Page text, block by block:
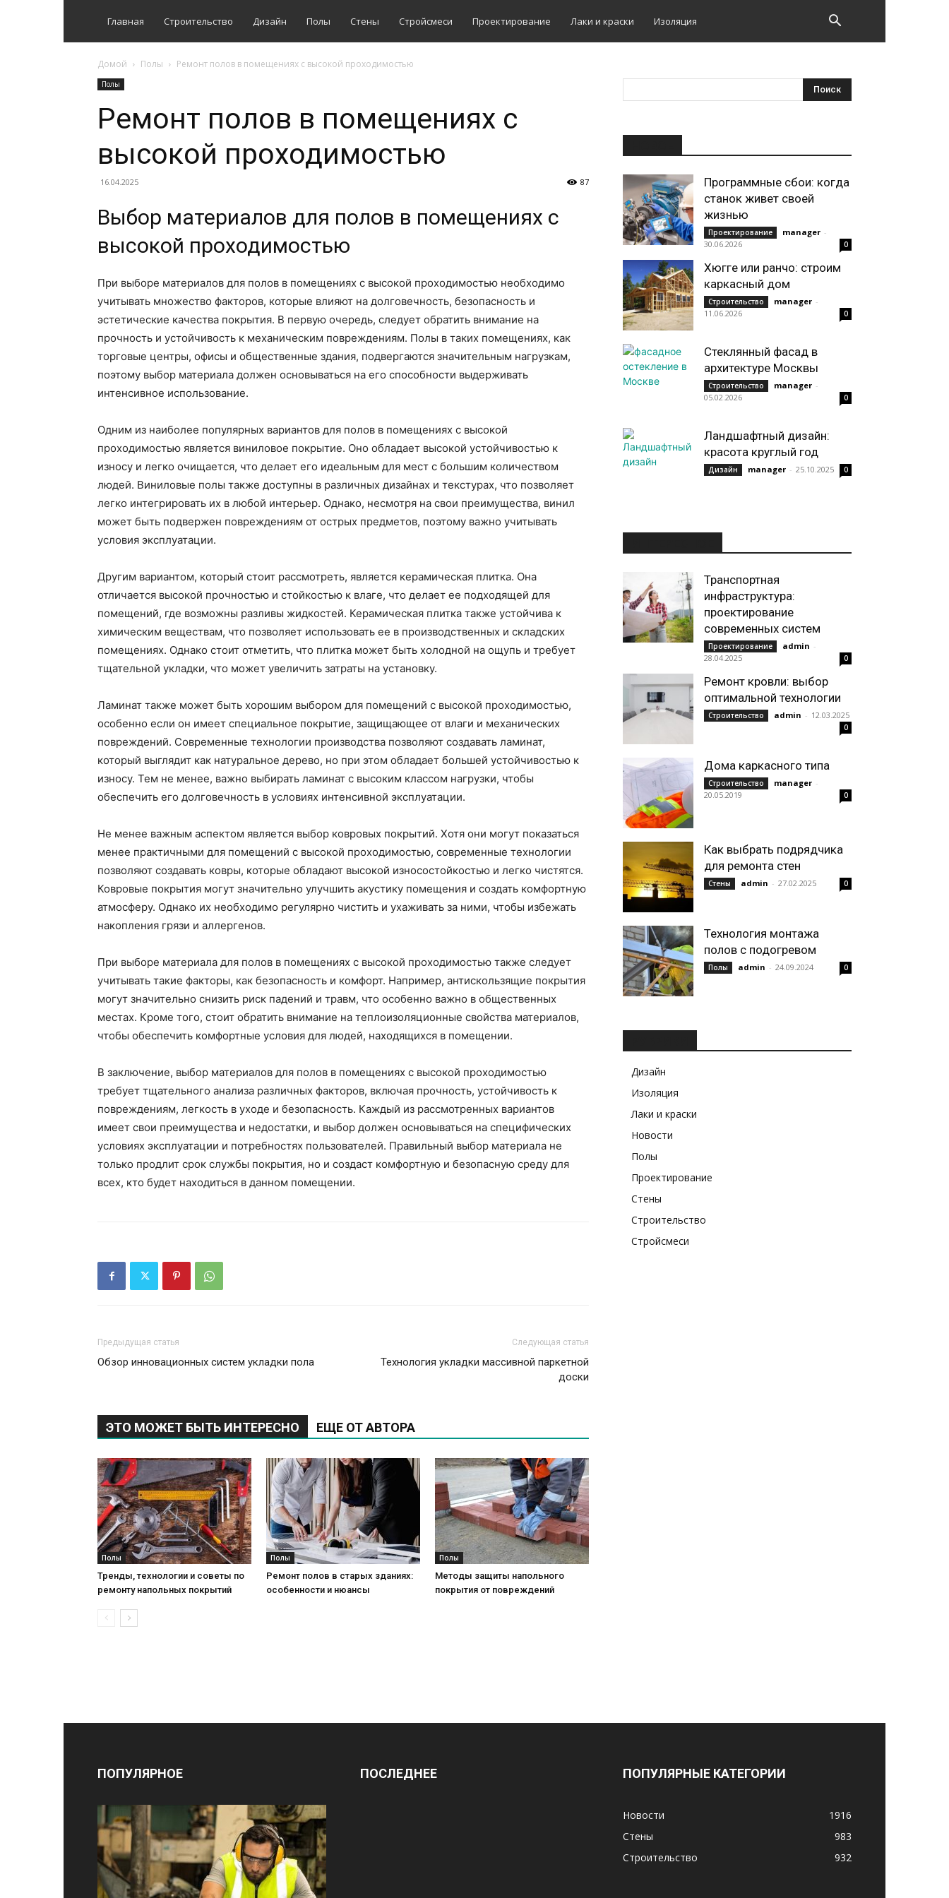
Главная Строительство Дизайн Полы Стены Стройсмеси Проектирование Лаки и краски Изоляция
Домой Полы Ремонт полов в помещениях с высокой проходимостью
Полы
Ремонт полов в помещениях с
высокой проходимостью
16.04.2025 87
Выбор материалов для полов в помещениях с
высокой проходимостью
При выборе материалов для полов в помещениях с высокой проходимостью необходимо
учитывать множество факторов, которые влияют на долговечность, безопасность и
эстетические качества покрытия. В первую очередь, следует обратить внимание на
прочность и устойчивость к механическим повреждениям. Полы в таких помещениях, как
торговые центры, офисы и общественные здания, подвергаются значительным нагрузкам,
поэтому выбор материала должен основываться на его способности выдерживать
интенсивное использование.
Одним из наиболее популярных вариантов для полов в помещениях с высокой
проходимостью является виниловое покрытие. Оно обладает высокой устойчивостью к
износу и легко очищается, что делает его идеальным для мест с большим количеством
людей. Виниловые полы также доступны в различных дизайнах и текстурах, что позволяет
легко интегрировать их в любой интерьер. Однако, несмотря на свои преимущества, винил
может быть подвержен повреждениям от острых предметов, поэтому важно учитывать
условия эксплуатации.
Другим вариантом, который стоит рассмотреть, является керамическая плитка. Она
отличается высокой прочностью и стойкостью к влаге, что делает ее подходящей для
помещений, где возможны разливы жидкостей. Керамическая плитка также устойчива к
химическим веществам, что позволяет использовать ее в производственных и складских
помещениях. Однако стоит отметить, что плитка может быть холодной на ощупь и требует
тщательной укладки, что может увеличить затраты на установку.
Ламинат также может быть хорошим выбором для помещений с высокой проходимостью,
особенно если он имеет специальное покрытие, защищающее от влаги и механических
повреждений. Современные технологии производства позволяют создавать ламинат,
который выглядит как натуральное дерево, но при этом обладает большей устойчивостью к
износу. Тем не менее, важно выбирать ламинат с высоким классом нагрузки, чтобы
обеспечить его долговечность в условиях интенсивной эксплуатации.
Не менее важным аспектом является выбор ковровых покрытий. Хотя они могут показаться
менее практичными для помещений с высокой проходимостью, современные технологии
позволяют создавать ковры, которые обладают высокой износостойкостью и легко чистятся.
Ковровые покрытия могут значительно улучшить акустику помещения и создать комфортную
атмосферу. Однако их необходимо регулярно чистить и ухаживать за ними, чтобы избежать
накопления грязи и аллергенов.
При выборе материала для полов в помещениях с высокой проходимостью также следует
учитывать такие факторы, как безопасность и комфорт. Например, антискользящие покрытия
могут значительно снизить риск падений и травм, что особенно важно в общественных
местах. Кроме того, стоит обратить внимание на теплоизоляционные свойства материалов,
чтобы обеспечить комфортные условия для людей, находящихся в помещении.
В заключение, выбор материалов для полов в помещениях с высокой проходимостью
требует тщательного анализа различных факторов, включая прочность, устойчивость к
повреждениям, легкость в уходе и безопасность. Каждый из рассмотренных вариантов
имеет свои преимущества и недостатки, и выбор должен основываться на специфических
условиях эксплуатации и потребностях пользователей. Правильный выбор материала не
только продлит срок службы покрытия, но и создаст комфортную и безопасную среду для
всех, кто будет находиться в данном помещении.
Предыдущая статья
Обзор инновационных систем укладки пола
Следующая статья
Технология укладки массивной паркетной
доски
ЭТО МОЖЕТ БЫТЬ ИНТЕРЕСНО ЕЩЕ ОТ АВТОРА
Полы
Тренды, технологии и советы по
ремонту напольных покрытий
Полы
Ремонт полов в старых зданиях:
особенности и нюансы
Полы
Методы защиты напольного
покрытия от повреждений
Программные сбои: когда
станок живет своей
жизнью
Проектирование manager -
30.06.2026
0
Хюгге или ранчо: строим
каркасный дом
Строительство manager -
11.06.2026
0
Стеклянный фасад в
архитектуре Москвы
Строительство manager -
05.02.2026
0
Ландшафтный дизайн:
красота круглый год
Дизайн manager - 25.10.2025 0
Транспортная
инфраструктура:
проектирование
современных систем
Проектирование admin -
28.04.2025
0
Ремонт кровли: выбор
оптимальной технологии
Строительство admin - 12.03.2025
0
Дома каркасного типа
Строительство manager -
20.05.2019
0
Как выбрать подрядчика
для ремонта стен
Стены admin - 27.02.2025 0
Технология монтажа
полов с подогревом
Полы admin - 24.09.2024 0
Дизайн
Изоляция
Лаки и краски
Новости
Полы
Проектирование
Стены
Строительство
Стройсмеси
ПОПУЛЯРНОЕ ПОСЛЕДНЕЕ ПОПУЛЯРНЫЕ КАТЕГОРИИ
Новости
1916
Стены
983
Строительство
932